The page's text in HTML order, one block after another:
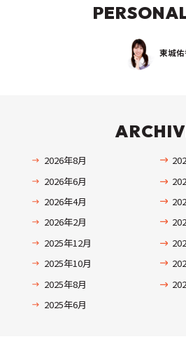
東城
2026年8月
2026年6月
2026年4月
2026年2月
2025年12月
2025年10月
2025年8月
2025年6月